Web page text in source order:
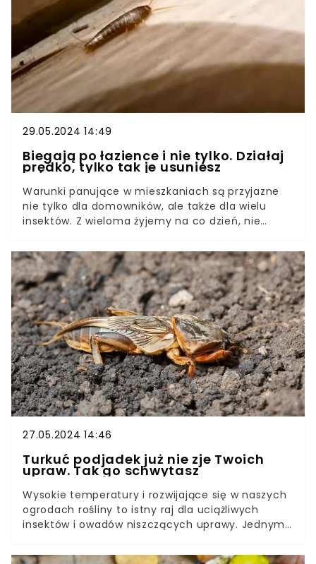
29.05.2024 14:49
Biegają po łazience i nie tylko. Działaj
prędko, tylko tak je usuniesz
Warunki panujące w mieszkaniach są przyjazne
nie tylko dla domowników, ale także dla wielu
insektów. Z wieloma żyjemy na co dzień, nie
nich, jak pająki, potrafią być pożyteczne, innych -
np. moli, muszek czy karaluchów - chcemy
natychmiast się pozbyć.Do nieproszonych gości
w naszych domach należą także rybiki cukrowe,
które choć wyglądają niepozornie, potrafią dać
się we znaki. Co warto o nich wiedzieć i jak się ich
pozbyć?
27.05.2024 14:46
Turkuć podjadek już nie zje Twoich
upraw. Tak go schwytasz
Wysokie temperatury i rozwijające się w naszych
ogrodach rośliny to istny raj dla uciążliwych
insektów i owadów niszczących uprawy. Jednym
Polsce jest turkuć podjadek.Tego owada nie da